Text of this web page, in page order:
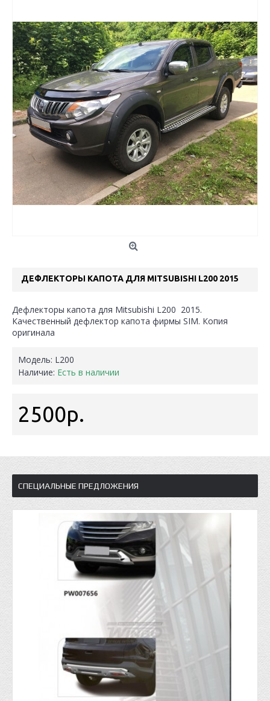
ДЕФЛЕКТОРЫ КАПОТА ДЛЯ MITSUBISHI L200 2015
Дефлекторы капота для Mitsubishi L200 2015.
Качественный дефлектор капота фирмы SIM. Копия
оригинала
Модель: L200
Наличие: Есть в наличии
2500р.
СПЕЦИАЛЬНЫЕ ПРЕДЛОЖЕНИЯ